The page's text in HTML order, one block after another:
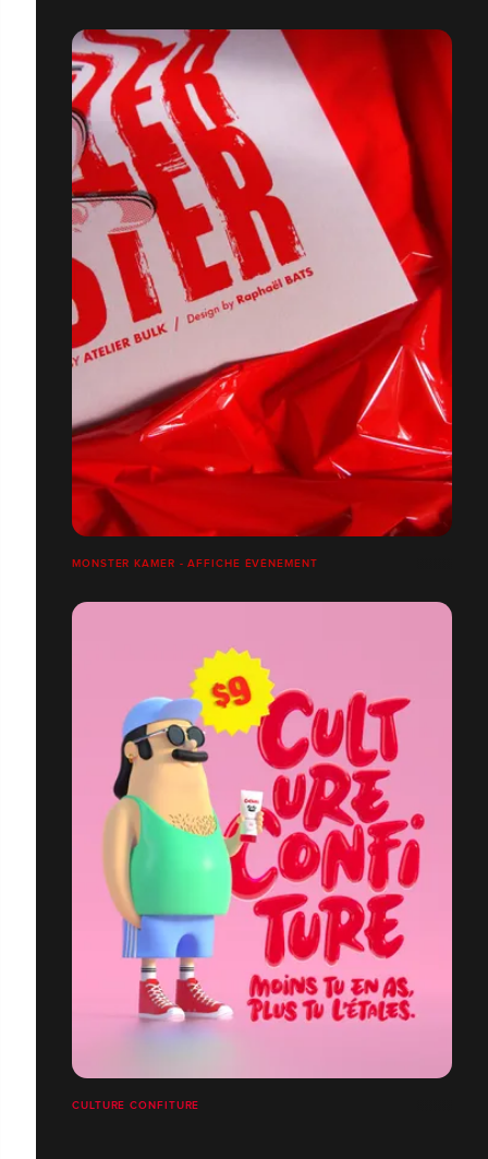
MONSTER KAMER - AFFICHE ÉVÈNEMENT
CULTURE CONFITURE